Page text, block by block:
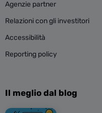
Agenzie partner
Relazioni con gli investitori
Accessibilità
Reporting policy
Il meglio dal blog